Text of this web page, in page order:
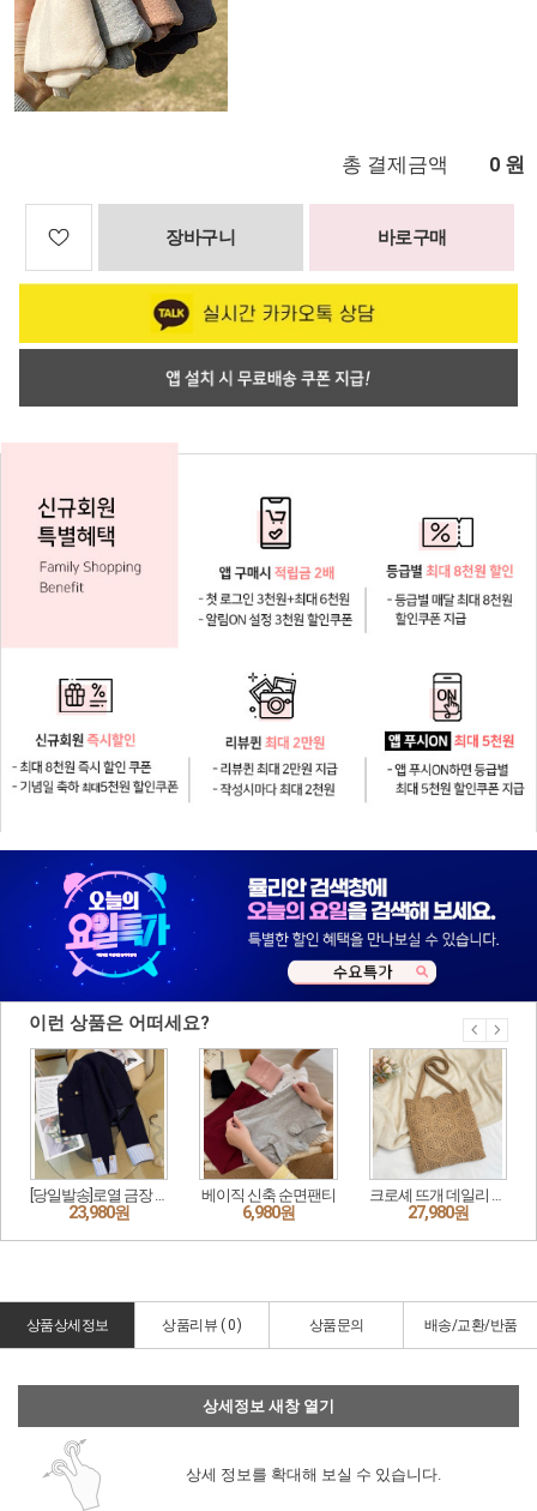
총 결제금액 0 원
장바구니 바로구매
상품상세정보 상품리뷰 ( 0) 상품문의 배송/교환/반품
상세정보 새창 열기
상세 정보를 확대해 보실 수 있습니다.